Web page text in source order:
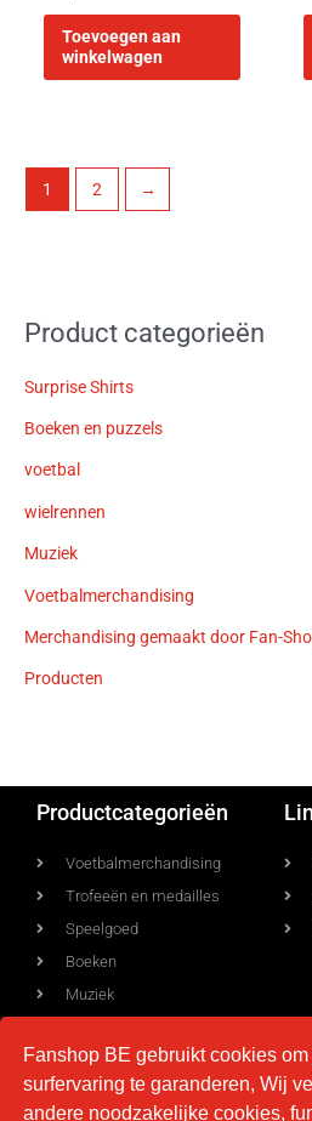
Toevoegen aan
winkelwagen
1 2 →
Product categorieën
Surprise Shirts
Boeken en puzzels
voetbal
wielrennen
Muziek
Voetbalmerchandising
Merchandising gemaakt door Fan-
Producten
Productcategorieën
Voetbalmerchandising
Trofeeën en medailles
Speelgoed
Boeken
Muziek
Voorwaarden
Fanshop BE gebruikt cookies
surfervaring te garanderen, Wij
andere noodzakelijke cookies,